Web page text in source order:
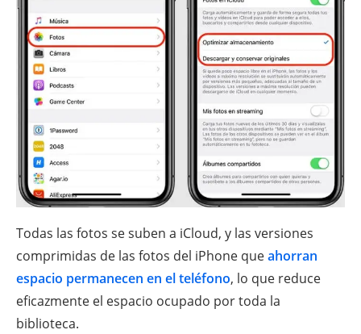
Todas las fotos se suben a iCloud, y las versiones
comprimidas de las fotos del iPhone queahorran
espacio permanecen en el teléfono, lo que reduce
eficazmente el espacio ocupado por toda la
biblioteca.